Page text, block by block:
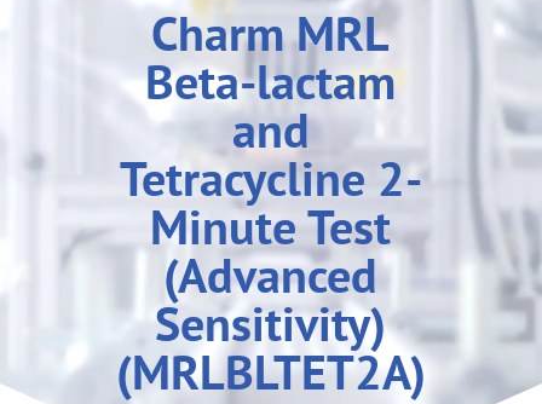
Charm MRL
Beta-lactam
and
Tetracycline 2-
Minute Test
(Advanced
Sensitivity)
(MRLBLTET2A)